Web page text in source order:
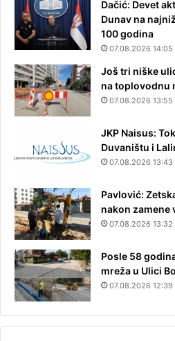
Dačić: Devet
Dunav na
100 godina
07.08.2026 14:05
Još tri niške
na toplovodnu
07.08.2026 13:55
JKP Naisus:
Duvaništu i
07.08.2026 13:43
Pavlović:
nakon zamene
07.08.2026 13:32
Posle 58
mreža u Ulici
07.08.2026 12:39